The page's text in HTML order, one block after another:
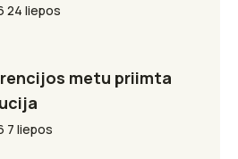
24 liepos
metu priimta
7 liepos